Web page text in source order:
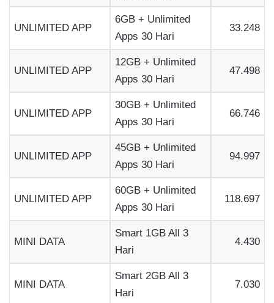
UNLIMITED APP
6GB + Unlimited
Apps 30 Hari
33.248
UNLIMITED APP
12GB + Unlimited
Apps 30 Hari
47.498
UNLIMITED APP
30GB + Unlimited
Apps 30 Hari
66.746
UNLIMITED APP
45GB + Unlimited
Apps 30 Hari
94.997
UNLIMITED APP
60GB + Unlimited
Apps 30 Hari
118.697
MINI DATA
Smart 1GB All 3
Hari
4.430
MINI DATA
Smart 2GB All 3
Hari
7.030